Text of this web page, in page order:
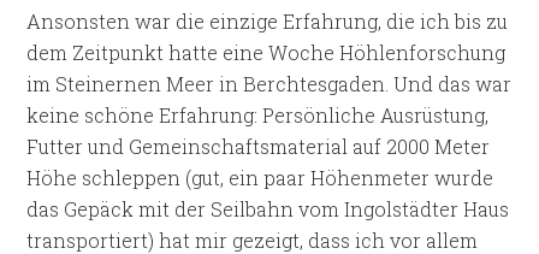
Ansonsten war die einzige Erfahrung, die ich bis zu
dem Zeitpunkt hatte eine Woche Höhlenforschung
im Steinernen Meer in Berchtesgaden. Und das war
keine schöne Erfahrung: Persönliche Ausrüstung,
Futter und Gemeinschaftsmaterial auf 2000 Meter
Höhe schleppen (gut, ein paar Höhenmeter wurde
das Gepäck mit der Seilbahn vom Ingolstädter Haus
transportiert) hat mir gezeigt, dass ich vor allem